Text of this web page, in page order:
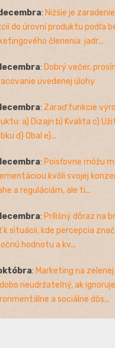
: Nižšie je
do úrovní produktu podľa
členenia: jadr...
: Dobrý večer,
uvedenej úlohy
: Zaraď funkcie
a) Dizajn b) Kvalita c)
d) Obal e)...
: Poisťovne môžu
kvôli svojej
a reguláciám, ale ti...
: Prílišný dôraz na
k situácii, kde percepcia
hodnotu a kv...
: Marketing na
neudržateľný, ak ignoruje
a sociálne dôs...